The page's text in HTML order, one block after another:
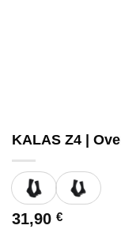
KALAS Z4 |
31,90 €